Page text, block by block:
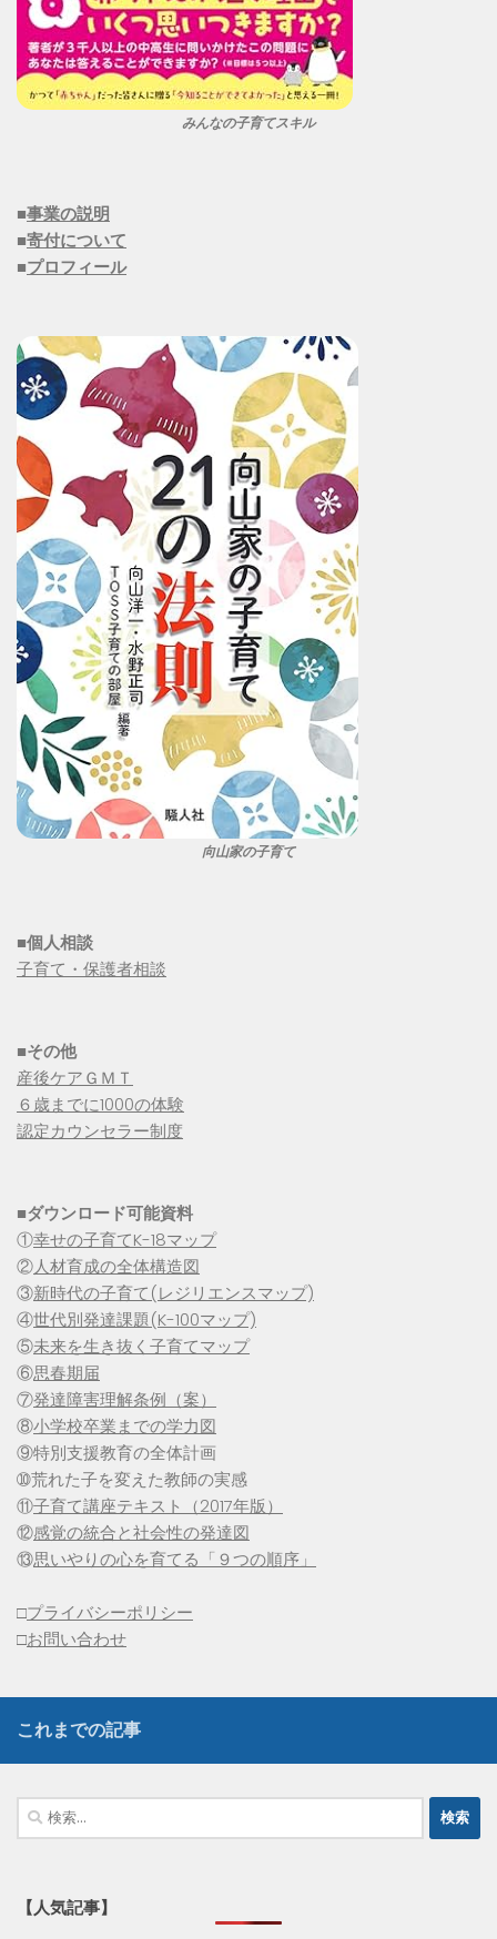
みんなの子育てスキル
■事業の説明
■寄付について
■プロフィール
向山家の子育て
■個人相談
子育て・保護者相談
■その他
産後ケアＧＭＴ
６歳までに1000の体験
認定カウンセラー制度
■ダウンロード可能資料
①幸せの子育てK-18マップ
②人材育成の全体構造図
③新時代の子育て(レジリエンスマップ)
④世代別発達課題(K-100マップ)
⑤未来を生き抜く子育てマップ
⑥思春期届
⑦発達障害理解条例（案）
⑧小学校卒業までの学力図
⑨特別支援教育の全体計画
➉荒れた子を変えた教師の実感
⑪子育て講座テキスト（2017年版）
⑫感覚の統合と社会性の発達図
⑬思いやりの心を育てる「９つの順序」
□プライバシーポリシー
□お問い合わせ
これまでの記事
検
索:
【人気記事】